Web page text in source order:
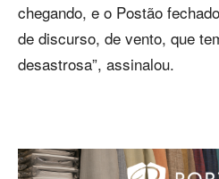
chegando, e o Postão
de discurso, de vento, que
desastrosa”, assinalou.